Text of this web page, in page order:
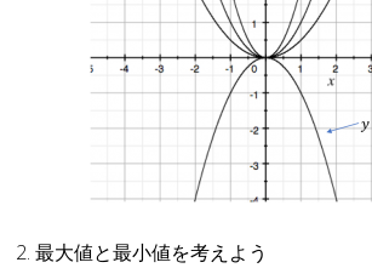
2. 最大値と最小値を考えよう